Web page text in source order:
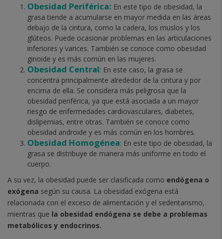
Obesidad Periférica: En este tipo de obesidad, la
grasa tiende a acumularse en mayor medida en las áreas
debajo de la cintura, como la cadera, los muslos y los
glúteos. Puede ocasionar problemas en las articulaciones
inferiores y varices. También se conoce como obesidad
ginoide y es más común en las mujeres.
Obesidad Central: En este caso, la grasa se
concentra principalmente alrededor de la cintura y por
encima de ella. Se considera más peligrosa que la
obesidad periférica, ya que está asociada a un mayor
riesgo de enfermedades cardiovasculares, diabetes,
dislipemias, entre otras. También se conoce como
obesidad androide y es más común en los hombres.
Obesidad Homogénea: En este tipo de obesidad, la
grasa se distribuye de manera más uniforme en todo el
cuerpo.
A su vez, la obesidad puede ser clasificada como endógena o
exógena según su causa. La obesidad exógena está
relacionada con el exceso de alimentación y el sedentarismo,
mientras que la obesidad endógena se debe a problemas
metabólicos y endocrinos.